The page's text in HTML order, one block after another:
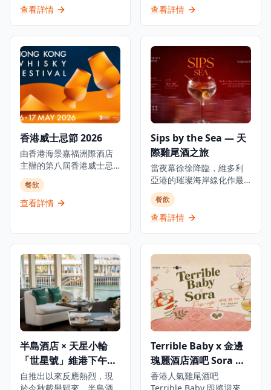
酒遊戲炒熱氣氛，音樂、
款啤酒，包括口感清爽的
慕尼黑啤酒Löwenbräu、
經典啤酒Budweiser，以
及本地精釀啤酒品牌鬼佬
的兩款手工啤酒——帶有
咖啡與可可風味的鬼佬
Stout及散發水果香氣和花
酒小食，包括洋蔥圈配燒
烤醬、波浪薯條，以及熱
狗DIY專區，讓大家隨心配
搭自己喜愛的醬料與配
料，創造獨一無二的專屬
熱狗！ 派對更設有多項派
輪流將啤酒倒入漂浮的烈
酒杯中，考驗技巧與運
氣，勝出者可贏得花樣年
華啤酒通行証一張。當晚
更有音樂人現場打碟，以
節拍強勁的音樂貫穿全
場，帶動熾熱氣氛，讓每
位賓客在啤酒、美食與音
浪中，盡情享受難忘一
夜。
查看詳情
紛呈，更有精緻晚餐在私
為此情人節特別設計的全
新菜單，與默里酒店永恆
的優雅氣質相得益彰。 這
場浪漫之夜專為摯友、情
侶以及所有熱愛浪漫時
刻、渴望與心愛之人共享
晚餐的人們而設。 放慢腳
當下。情人節燭光晚餐將
在戶外（有遮擋的屋頂
下）舉行。 🪉 音樂家：
The Euphonious（三重
奏） 豎琴演奏家：Jadie
Cheuk 小提琴手：賴賴路
易 大提琴手：李麗貝卡
*12歲以下兒童謝絕入場。
查看詳情
香港威士忌節 2026
由香港海景嘉福洲際酒店
主辦的第八屆香港威士忌
節即將隆重舉行,這是城中
最大型的威士忌節及威士
忌培育活動。 活動將於5月
由各威士忌品牌大使及專
家主持的大師課程。 尊貴
嘉賓包括 Whiskyfun.com
創辦人 Mr Serge
Valentin、Elixir Distillers
董事總經理 Mr Sukhinder
Singh,以及 Gordon &
MacPhail／Benromach
全球銷售總監 Mr Richard
Urquhart,並雲集多位於全
球威士忌界極具影響力的
餐飲
查看詳情
Sips by the Sea — 天
際雞尾酒之旅
當夜幕徐徐降臨，維多利
亞港的璀璨海岸線化作最
美的背景，K11 MUSEA 六
樓戶外空間 Sculpture
Park 即將搖身一變，成為
the Sea》期間限定登場。
活動於2026年5月16日至
31日，每逢星期五、六、
日及公眾假期下午4時30分
至晚上9時舉行。現場匯聚
多個來自亞洲50最佳酒吧
的頂尖調酒師，並帶來五
創作的獨家雞尾酒，讓調
酒工藝、日落餘暉與藝術
裝置在此交織成一場感官
盛宴。 系列活動將以「Sip
餐飲
查看詳情
半島酒店 × 天星小輪
「世星號」維港下午茶
及黃昏雞尾酒遊船河
自推出以來反應熱烈，現
Terrible Baby x 金邊
瑰麗酒店酒吧 Sora 限
定快閃酒吧
香港人氣雞尾酒吧